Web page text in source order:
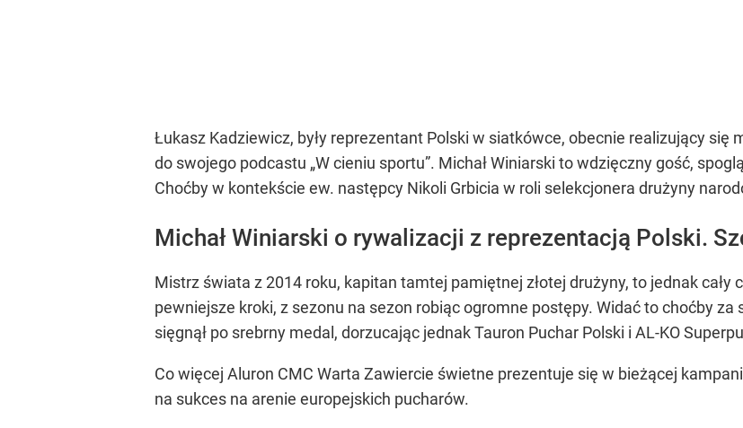
Łukasz Kadziewicz, były reprezentant Polski w siatkówce, obecnie realizujący się
do swojego podcastu „W cieniu sportu”. Michał Winiarski to wdzięczny gość,
Choćby w kontekście ew. następcy Nikoli Grbicia w roli selekcjonera drużyny
Michał Winiarski o rywalizacji z reprezentacją Polski.
Mistrz świata z 2014 roku, kapitan tamtej pamiętnej złotej drużyny, to jednak
pewniejsze kroki, z sezonu na sezon robiąc ogromne postępy. Widać to choćby
sięgnął po srebrny medal, dorzucając jednak Tauron Puchar Polski i AL-KO
Co więcej Aluron CMC Warta Zawiercie świetne prezentuje się w bieżącej
na sukces na arenie europejskich pucharów.